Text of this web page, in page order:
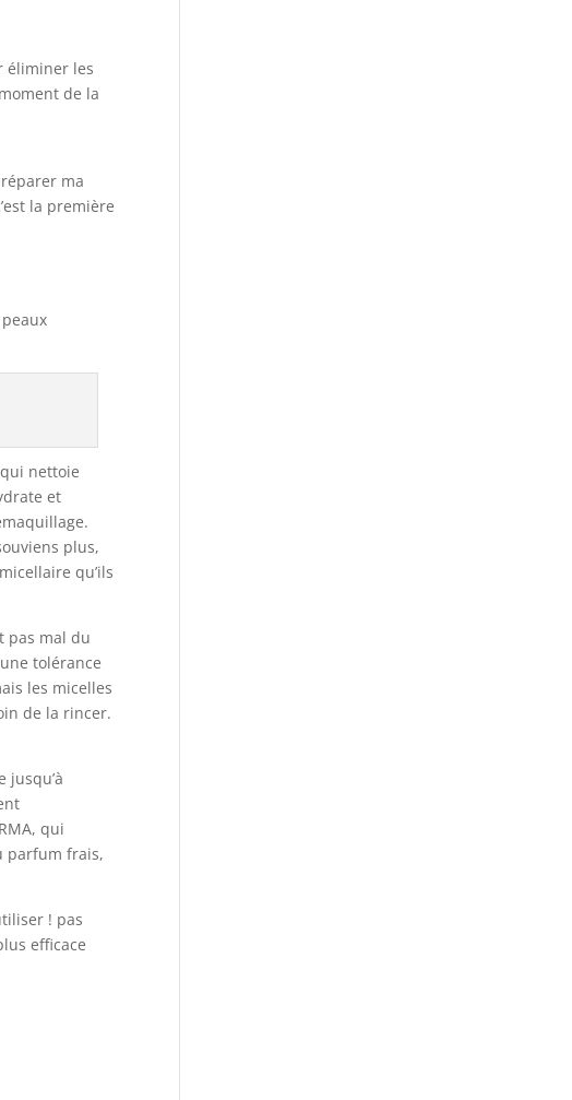
éliminer les
de la
ma
la première
nettoie
et
plus,
qu’ils
pas mal du
tolérance
les micelles
de la rincer.
qui
parfum frais,
! pas
efficace